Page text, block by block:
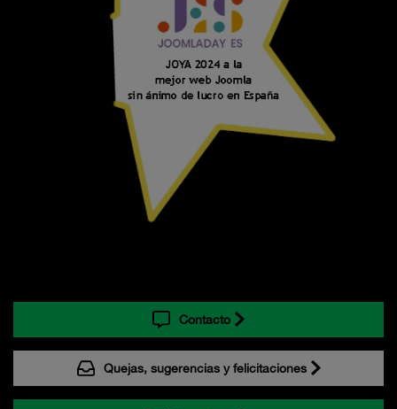
Contacto
Quejas, sugerencias y felicitaciones